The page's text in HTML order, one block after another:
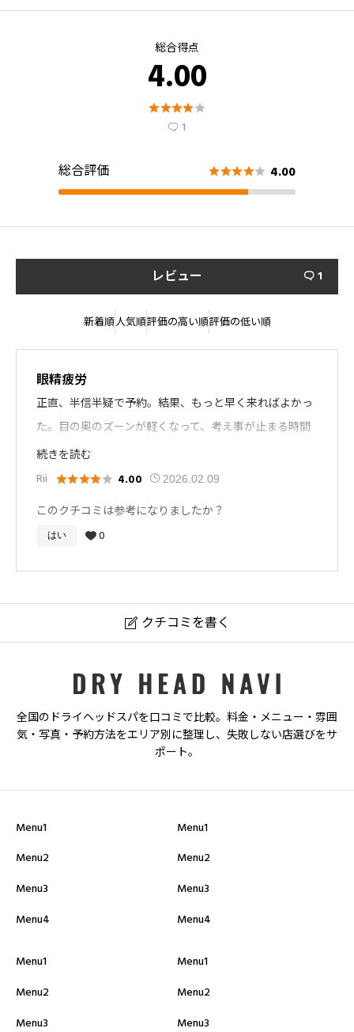
総合得点
4.00

 1
総合評価  4.00
レビュー  1
新着順人気順評価の高い順評価の低い順
眼精疲労
正直、半信半疑で予約。結果、もっと早く来ればよかっ
た。目の奥のズーンが軽くなって、考え事が止まる時間
が作れました。担当の人の手が一定で、ムラがないのが
安心。
続きを読む
Rii
 4.00 2026.02.09
このクチコミは参考になりましたか？
はい  0
 クチコミを書く
ニックネーム 必須
総合評価
クチコミのタイトル
全国のドライヘッドスパを口コミで比較。料金・メニュー・雰囲
気・写真・予約方法をエリア別に整理し、失敗しない店選びをサ
ポート。
Menu1
Menu2
Menu3
Menu4
Menu1
Menu2
Menu3
Menu4
Menu1
Menu2
Menu3
Menu1
Menu2
Menu3